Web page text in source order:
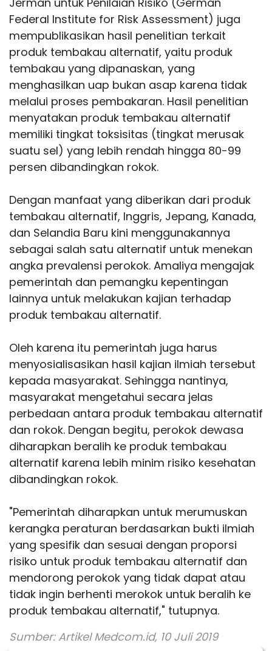
Federal Institute for Risk Assessment) juga
mempublikasikan hasil penelitian terkait
produk tembakau alternatif, yaitu produk
tembakau yang dipanaskan, yang
menghasilkan uap bukan asap karena tidak
melalui proses pembakaran. Hasil penelitian
menyatakan produk tembakau alternatif
memiliki tingkat toksisitas (tingkat merusak
suatu sel) yang lebih rendah hingga 80-99
persen dibandingkan rokok.
Dengan manfaat yang diberikan dari produk
tembakau alternatif, Inggris, Jepang, Kanada,
dan Selandia Baru kini menggunakannya
sebagai salah satu alternatif untuk menekan
angka prevalensi perokok. Amaliya mengajak
pemerintah dan pemangku kepentingan
lainnya untuk melakukan kajian terhadap
produk tembakau alternatif.
Oleh karena itu pemerintah juga harus
menyosialisasikan hasil kajian ilmiah tersebut
kepada masyarakat. Sehingga nantinya,
masyarakat mengetahui secara jelas
perbedaan antara produk tembakau alternatif
dan rokok. Dengan begitu, perokok dewasa
diharapkan beralih ke produk tembakau
alternatif karena lebih minim risiko kesehatan
dibandingkan rokok.
"Pemerintah diharapkan untuk merumuskan
kerangka peraturan berdasarkan bukti ilmiah
yang spesifik dan sesuai dengan proporsi
risiko untuk produk tembakau alternatif dan
mendorong perokok yang tidak dapat atau
tidak ingin berhenti merokok untuk beralih ke
produk tembakau alternatif," tutupnya.
Sumber: Artikel Medcom.id, 10 Juli 2019